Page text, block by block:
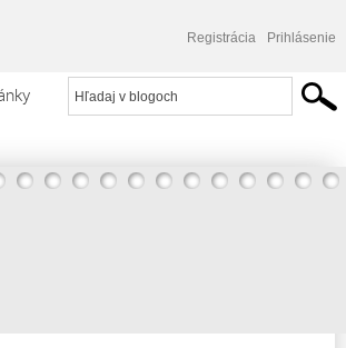
Registrácia Prihlásenie
článkyzmysel novembrovej revolúcie a toho, čo prišlo